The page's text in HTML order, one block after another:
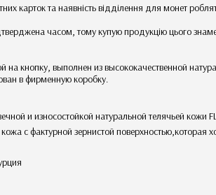
карток та наявність відділення для монет
часом, тому купую продукцію цього
кнопку, выполнен из высококачественной
в фирменную коробку.
и износостойкой натуральной телячьей кожи
кожа с фактурной зернистой